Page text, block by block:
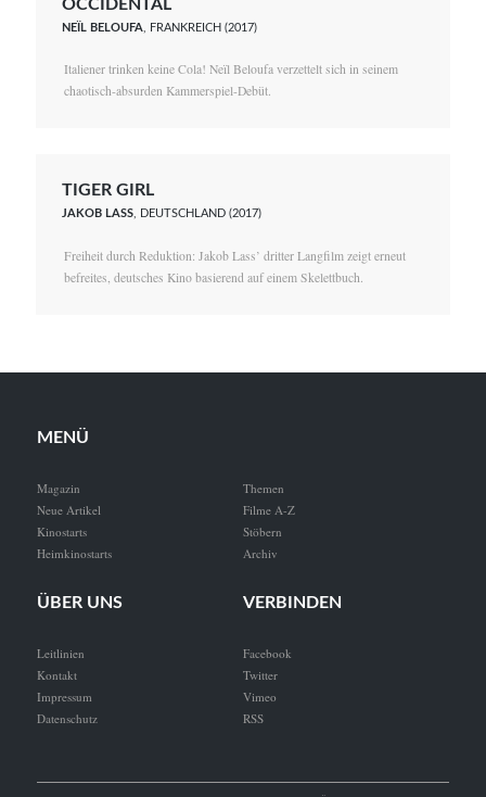
OCCIDENTAL
NEÏL BELOUFA , FRANKREICH (2017)
Italiener trinken keine Cola! Neïl Beloufa verzettelt sich in seinem
chaotisch-absurden Kammerspiel-Debüt.
TIGER GIRL
JAKOB LASS, DEUTSCHLAND (2017)
Freiheit durch Reduktion: Jakob Lass’ dritter Langfilm zeigt erneut
befreites, deutsches Kino basierend auf einem Skelettbuch.
MENÜ
Magazin
Neue Artikel
Kinostarts
Heimkinostarts
Themen
Filme A-Z
Stöbern
Archiv
ÜBER UNS
Leitlinien
Kontakt
Impressum
Datenschutz
VERBINDEN
Facebook
Twitter
Vimeo
RSS